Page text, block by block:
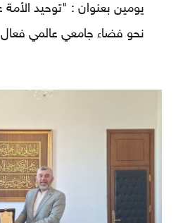
يومين بعنوان : "توحيد الأمة
نحو فضاء جامعي عالمي